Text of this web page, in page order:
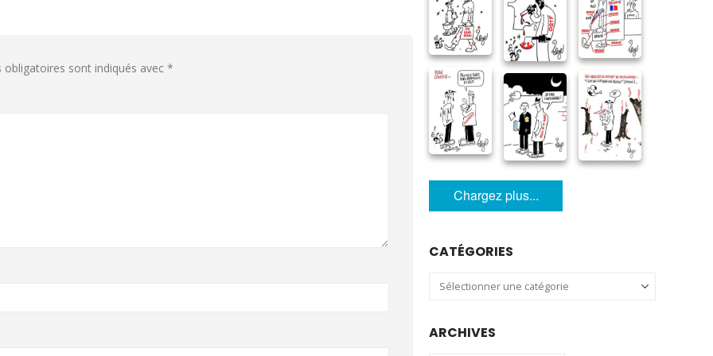
obligatoires sont indiqués avec *
Chargez plus...
CATÉGORIES
Catégories
ARCHIVES